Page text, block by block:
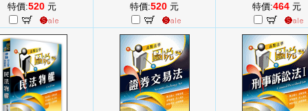
特價:520 元
特價:520 元
特價:464 元